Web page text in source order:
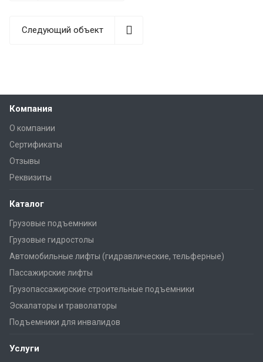
Следующий объект
Компания
О компании
Сертификаты
Отзывы
Реквизиты
Каталог
Грузовые подъемники
Грузовые гидростолы
Автомобильные лифты (гидравлические, тельферные)
Пассажирские лифты
Грузопассажирские строительные подъемники
Эскалаторы и траволаторы
Подъемники для инвалидов
Услуги